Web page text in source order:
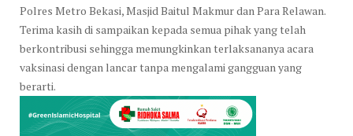
Polres Metro Bekasi, Masjid Baitul Makmur dan Para Relawan.
Terima kasih di sampaikan kepada semua pihak yang telah
berkontribusi sehingga memungkinkan terlaksananya acara
vaksinasi dengan lancar tanpa mengalami gangguan yang
berarti.